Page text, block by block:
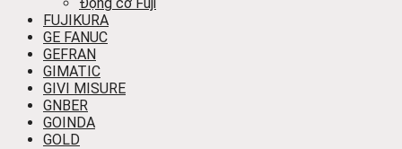
FUJIKURA
GE FANUC
GEFRAN
GIMATIC
GIVI MISURE
GNBER
GOINDA
GOLD